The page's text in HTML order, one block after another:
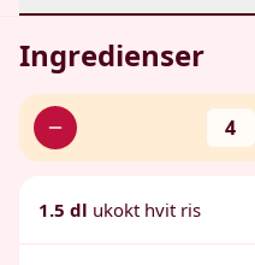
Ingredienser
4
1.5 dl ukokt hvit ris